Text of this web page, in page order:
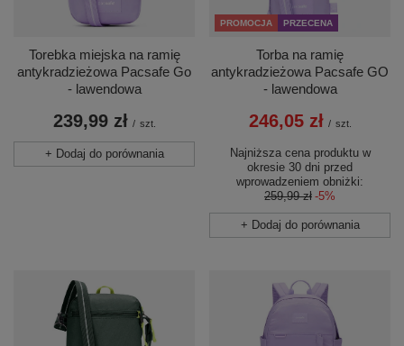
Torebka miejska na ramię
antykradzieżowa Pacsafe Go
- lawendowa
239,99 zł / szt.
+ Dodaj do porównania
PROMOCJA PRZECENA
Torba na ramię
antykradzieżowa Pacsafe GO
- lawendowa
246,05 zł / szt.
Najniższa cena produktu w
okresie 30 dni przed
wprowadzeniem obniżki:
259,99 zł -5%
+ Dodaj do porównania